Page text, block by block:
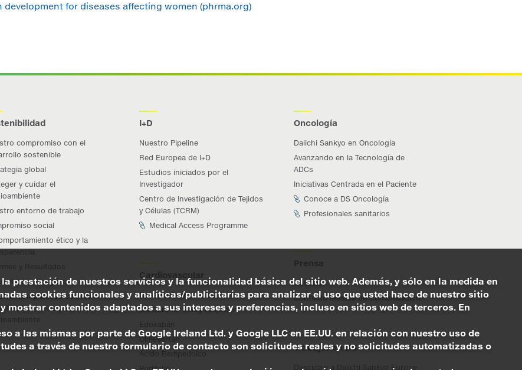
development for diseases affecting women (phrma.org)
compromiso con el
sostenible
global
y cuidar el
entorno de trabajo
social
ético y la
y Resultados
global
Compromiso con los
Humanos y el
I+D
Nuestro Pipeline
Red Europea de I+D
Estudios iniciados por el
Investigador
Centro de Investigación de Tejidos
y Células (TCRM)
Medical Access Programme
Cardiovascular
Nuestro Compromiso
We Care for Every Heartbeat
Edoxabán
Olmesartán
Ácido Bempedoico
Oncología
Daiichi Sankyo en Oncología
Avanzando en la Tecnología de
ADCs
Iniciativas Centrada en el Paciente
Conoce a DS Oncología
Profesionales sanitarios
Prensa
Noticias
Contacto Medios de Comunicación
Trabajar en DS
Descubre a Daiichi Sankyo Europe
prestación de nuestros servicios y la funcionalidad básica del sitio web. Además, y sólo en la medida en
cookies funcionales y analíticas/publicitarias para analizar el uso que usted hace de nuestro sitio
mostrar contenidos adaptados a sus intereses y preferencias, incluso en sitios web de terceros. En
a las mismas por parte de Google Ireland Ltd. y Google LLC en EE.UU. en relación con nuestro uso de
a través de nuestro formulario de contacto son solicitudes reales y no solicitudes automatizadas o